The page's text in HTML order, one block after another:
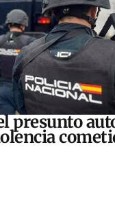
presunto